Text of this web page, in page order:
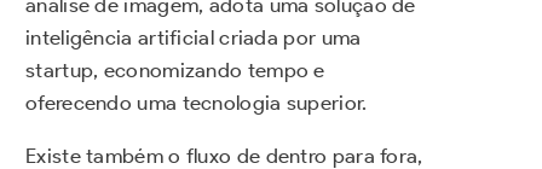
inteligência artificial criada por uma
startup, economizando tempo e
oferecendo uma tecnologia superior.
Existe também o fluxo de dentro para fora,